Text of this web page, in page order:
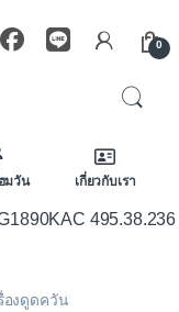
0
มวัน เกี่ยวกับเรา
495.38.236
องดูดควัน